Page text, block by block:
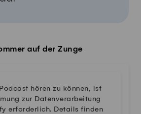
auf der Zunge
hören zu können, ist
zur Datenverarbeitung
erforderlich. Details finden